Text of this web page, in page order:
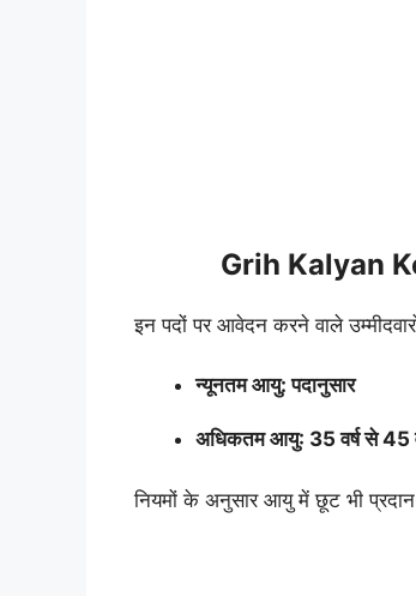
Grih Kalyan
इन पदों पर आवेदन करने वाले
न्यूनतम आयु: पदानुसार
अधिकतम आयु: 35 वर्ष से 45
नियमों के अनुसार आयु में छूट भी प्रदान